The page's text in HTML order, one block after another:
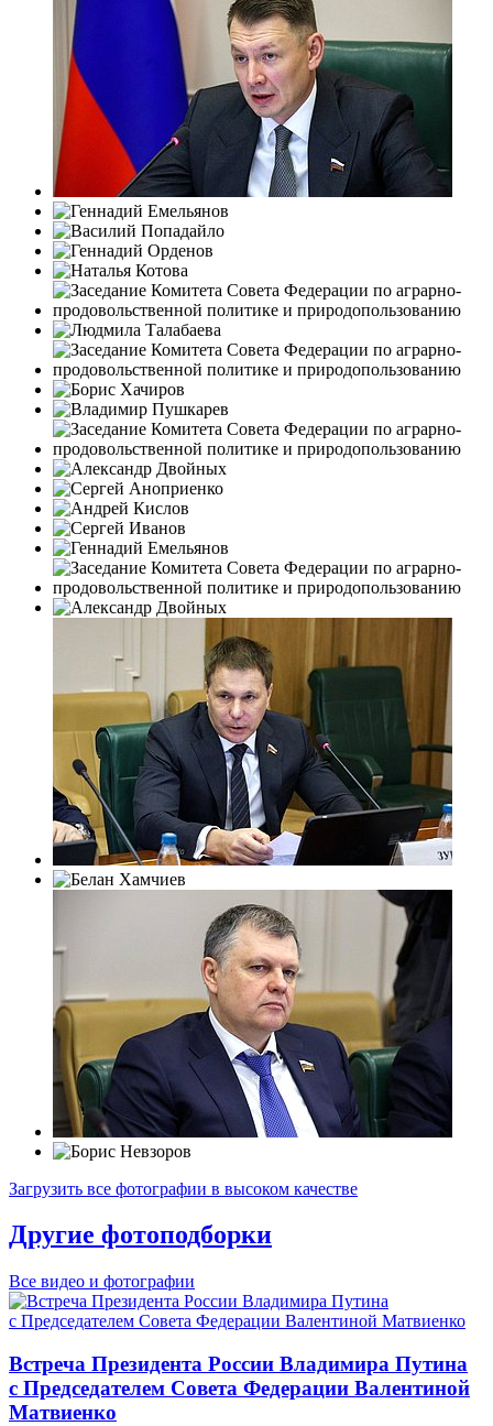
Загрузить все фотографии в высоком качестве
Другие фотоподборки
Все видео и фотографии
Встреча Президента России Владимира Путина
с Председателем Совета Федерации Валентиной
Матвиенко